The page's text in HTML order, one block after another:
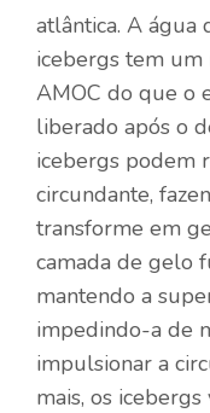
atlântica. A água
icebergs tem
AMOC do que o
liberado após o
icebergs podem
circundante,
transforme em
camada de gelo
mantendo a
impedindo-a de
impulsionar a
mais, os